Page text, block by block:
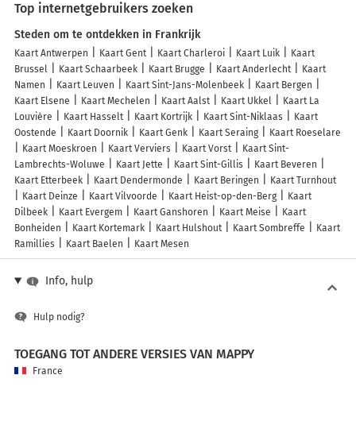
Top internetgebruikers zoeken
Steden om te ontdekken in Frankrijk
Kaart Antwerpen Kaart Gent Kaart Charleroi Kaart Luik
Kaart
Brussel
Kaart Schaarbeek Kaart Brugge Kaart Anderlecht
Kaart
Namen
Kaart Leuven Kaart Sint-Jans-Molenbeek
Kaart Bergen
Kaart Elsene
Kaart Mechelen Kaart Aalst Kaart Ukkel
Kaart La
Louvière
Kaart Hasselt Kaart Kortrijk Kaart Sint-Niklaas
Kaart
Oostende
Kaart Doornik Kaart Genk Kaart Seraing
Kaart Roeselare
Kaart Moeskroen
Kaart Verviers Kaart Vorst
Kaart Sint-
Lambrechts-Woluwe
Kaart Jette Kaart Sint-Gillis
Kaart Beveren
Kaart Etterbeek
Kaart Dendermonde Kaart Beringen
Kaart Turnhout
Kaart Deinze
Kaart Vilvoorde Kaart Heist-op-den-Berg
Kaart
Dilbeek
Kaart Evergem Kaart Ganshoren Kaart Meise
Kaart
Bonheiden
Kaart Kortemark Kaart Hulshout Kaart Sombreffe
Kaart
Ramillies
Kaart Baelen Kaart Mesen
Info, hulp
Hulp nodig?
TOEGANG TOT ANDERE VERSIES VAN MAPPY
France